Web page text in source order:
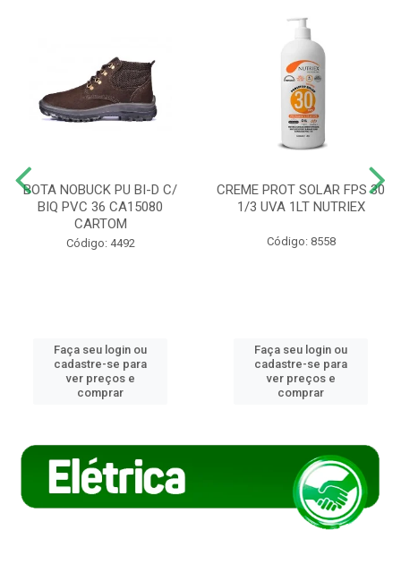
BOTA NOBUCK PU BI-D C/
BIQ PVC 36 CA15080
CARTOM
Código: 4492
Faça seu login ou
cadastre-se para
ver preços e
comprar
CREME PROT SOLAR FPS 30
1/3 UVA 1LT NUTRIEX
Código: 8558
Faça seu login ou
cadastre-se para
ver preços e
comprar